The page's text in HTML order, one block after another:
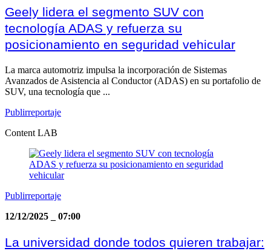
Geely lidera el segmento SUV con
tecnología ADAS y refuerza su
posicionamiento en seguridad vehicular
La marca automotriz impulsa la incorporación de Sistemas
Avanzados de Asistencia al Conductor (ADAS) en su portafolio de
SUV, una tecnología que ...
Publirreportaje
Content LAB
Publirreportaje
12/12/2025
07:00
La universidad donde todos quieren trabajar: